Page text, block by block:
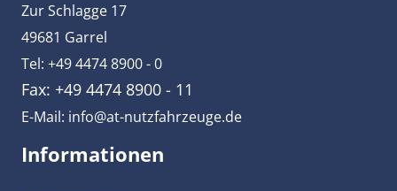
Zur Schlagge 17
49681 Garrel
Tel: +49 4474 8900 - 0
Fax: +49 4474 8900 - 11
E-Mail: info@at-nutzfahrzeuge.de
Informationen